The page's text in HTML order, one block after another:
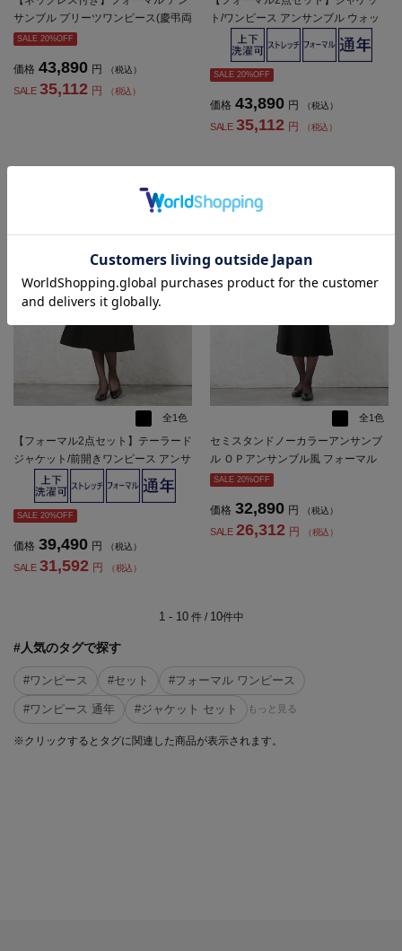
サンブル プリーツワンピース(慶弔両
用)/ノーカラージャケット 黒無地 Vi
SALE 20%OFF
価格 43,890 円 （税込）
SALE 35,112 円 （税込）
ト/ワンピース アンサンブル ウォッ
シャブル ストレッチ 無地 ViVi 通年
礼服【レディース】
SALE 20%OFF
価格 43,890 円 （税込）
SALE 35,112 円 （税込）
全1色
【フォーマル2点セット】テーラード
ジャケット/前開きワンピース アンサ
ンブル ウォッシャブル ストレッチ
ブラック 通年 礼服 SOFFICE【レデ
ィース】
SALE 20%OFF
価格 39,490 円 （税込）
SALE 31,592 円 （税込）
全1色
セミスタンドノーカラーアンサンブ
ル ＯＰアンサンブル風 フォーマル
上下ウォッシャブル 通年 礼服【レデ
SALE 20%OFF
価格 32,890 円 （税込）
SALE 26,312 円 （税込）
1 - 10件 / 10件中
#人気のタグで探す
#ワンピース #セット #フォーマル ワンピース
#ワンピース 通年 #ジャケット セット もっと見る
※クリックするとタグに関連した商品が表示されます。